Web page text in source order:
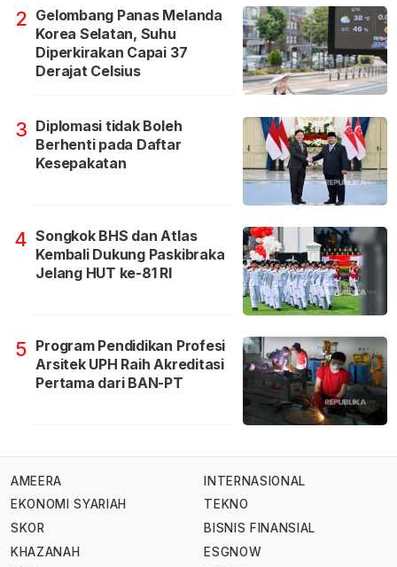
2 Gelombang Panas Melanda
Korea Selatan, Suhu
Diperkirakan Capai 37
Derajat Celsius
3 Diplomasi tidak Boleh
Berhenti pada Daftar
Kesepakatan
4 Songkok BHS dan Atlas
Kembali Dukung Paskibraka
Jelang HUT ke-81 RI
5 Program Pendidikan Profesi
Arsitek UPH Raih Akreditasi
Pertama dari BAN-PT
AMEERA
EKONOMI SYARIAH
SKOR
KHAZANAH
INTERNASIONAL
TEKNO
BISNIS FINANSIAL
ESGNOW